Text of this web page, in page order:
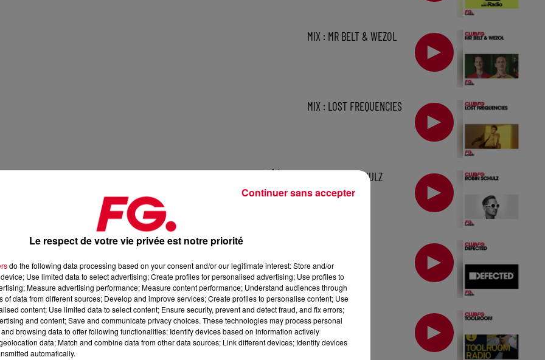
1 h
30 septembre 2025
, 📱 et sur l’Application FG (IOShttps://urlz.fr/hhZxGoogle
MIX : MR BELT & WEZOL
MIX : LOST FREQUENCIES
MIX : ROBIN SCHULZ
MIX : TOOLROOM
Le respect de votre vie privée est notre priorité
do the following data processing based on your consent and/or our legitimate interest: Store and/or
Use limited data to select advertising; Create profiles for personalised advertising; Use profiles to
Measure advertising performance; Measure content performance; Understand audiences through
of data from different sources; Develop and improve services; Create profiles to personalise content; Use
content; Use limited data to select content; Ensure security, prevent and detect fraud, and fix errors;
and content; Save and communicate privacy choices. These technologies may process personal
browsing data to offer following functionalities: Identify devices based on information actively
data; Match and combine data from other data sources; Link different devices; Identify devices
automatically.
Continuer sans accepter